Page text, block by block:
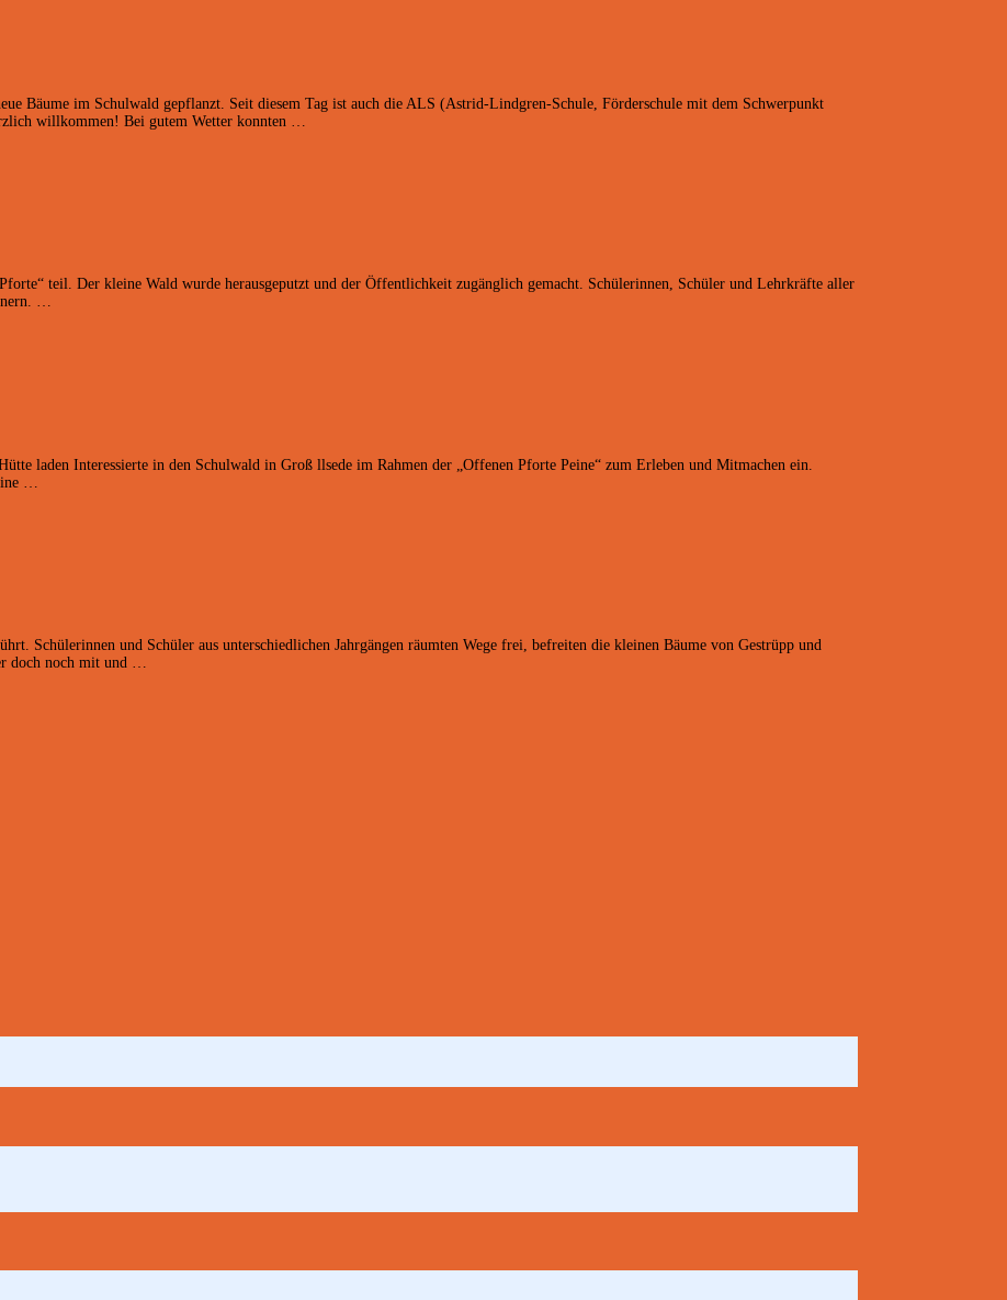
Bäume im Schulwald gepflanzt. Seit diesem Tag ist auch die ALS (Astrid-Lindgren-Schule, Förderschule mit dem Schwerpunkt
willkommen! Bei gutem Wetter konnten …
teil. Der kleine Wald wurde herausgeputzt und der Öffentlichkeit zugänglich gemacht. Schülerinnen, Schüler und Lehrkräfte aller
…
laden Interessierte in den Schulwald in Groß llsede im Rahmen der „Offenen Pforte Peine“ zum Erleben und Mitmachen ein.
…
Schülerinnen und Schüler aus unterschiedlichen Jahrgängen räumten Wege frei, befreiten die kleinen Bäume von Gestrüpp und
doch noch mit und …